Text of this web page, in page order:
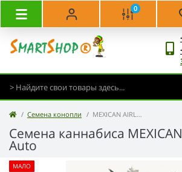
0
Семена конопли MEXICAN AIRLINES Auto
Семена каннабиса
Auto
МАЛО